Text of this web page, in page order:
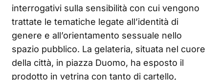
interrogativi sulla sensibilità con cui vengono
trattate le tematiche legate all’identità di
genere e all’orientamento sessuale nello
spazio pubblico. La gelateria, situata nel cuore
della città, in piazza Duomo, ha esposto il
prodotto in vetrina con tanto di cartello,